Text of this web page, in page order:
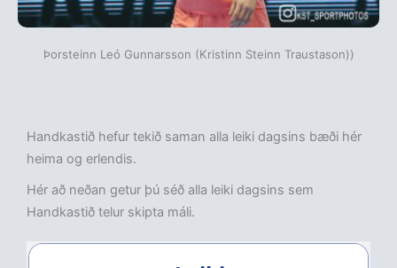
Þorsteinn Leó Gunnarsson (Kristinn Steinn Traustason))
Handkastið hefur tekið saman alla leiki dagsins bæði hér
heima og erlendis.
Hér að neðan getur þú séð alla leiki dagsins sem
Handkastið telur skipta máli.